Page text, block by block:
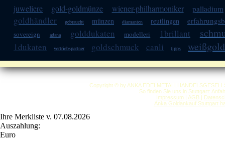
juweliere gold-goldmünze wiener-philharmoniker palladium
goldhändler gebraucht münzen diamanten reutlingen
sovereign adana golddukaten modelleri 1brillant
1dukaten vertriebspartner goldschmuck canli tipps weißgold
Copyright © by ANKA
So finden Sie uns in Stuttgart:
Impressum| AGB|
Anka Goldankauf Stuttgart
Ihre Merkliste v. 07.08.2026
Auszahlung:
Euro